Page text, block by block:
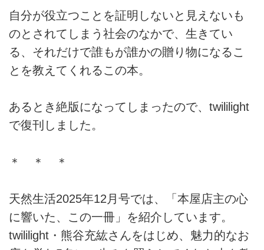
自分が役立つことを証明しないと見えないも
のとされてしまう社会のなかで、生きてい
る、それだけで誰もが誰かの贈り物になるこ
とを教えてくれるこの本。
あるとき絶版になってしまったので、twililight
で復刊しました。
＊ ＊ ＊
天然生活2025年12月号では、「本屋店主の心
に響いた、この一冊」を紹介しています。
twililight・熊谷充紘さんをはじめ、魅力的なお